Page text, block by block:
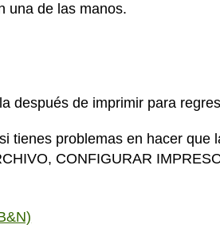
una de las manos.
después de imprimir para
tienes problemas en hacer que
CONFIGURAR